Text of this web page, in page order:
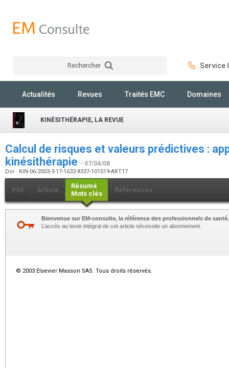
Rechercher Service
Actualités Revues Traités EMC Domaines
KINÉSITHÉRAPIE, LA REVUE
Calcul de risques et valeurs prédictives :
kinésithérapie - 07/04/08
Doi : KIN-06-2003-3-17-1632-8337-101019-ART17
PDF Article
Résumé
Mots clés
Références
Bienvenue sur EM-consulte, la référence des professionnels de santé.
L’accès au texte intégral de cet article nécessite un abonnement.
© 2003 Elsevier Masson SAS. Tous droits réservés.